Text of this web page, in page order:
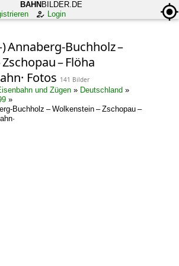
BAHN BILDER.DE
Login
Buchholz –
– Flöha
Fotos 141 Bilder
und Zügen » Deutschland »
»
Buchholz – Wolkenstein – Zschopau –